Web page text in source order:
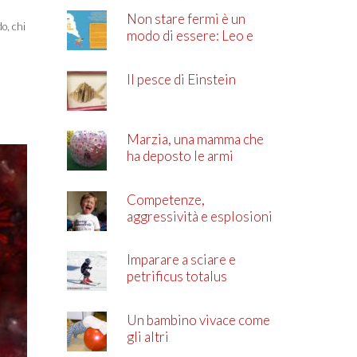
chi
Non stare fermi è un
modo di essere: Leo e
Il pesce di Einstein
Marzia, una mamma che
ha deposto le armi
Competenze,
aggressività e esplosioni
Imparare a sciare e
petrificus totalus
Un bambino vivace come
gli altri